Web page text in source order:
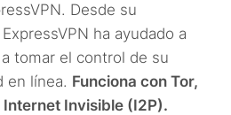
Desde su
ha ayudado a
tomar el control de su
en línea. Funciona con Tor,
Invisible (I2P).